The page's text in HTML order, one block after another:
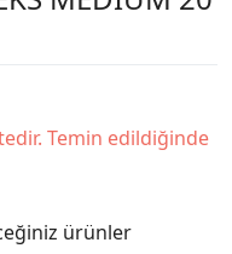
Temin edildiğinde
ürünler